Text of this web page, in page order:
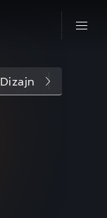
Dizajn